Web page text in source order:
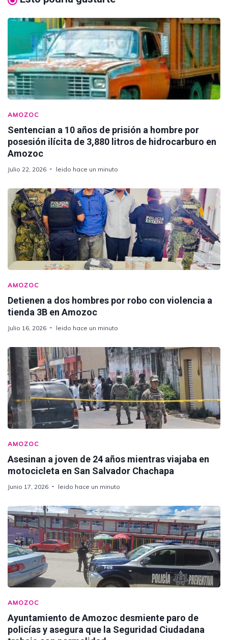
AMOZOC
Sentencian a 10 años de prisión a hombre por
posesión ilícita de 3,880 litros de hidrocarburo en
Amozoc
Julio 22, 2026 leido hace un minuto
AMOZOC
Detienen a dos hombres por robo con violencia a
tienda 3B en Amozoc
Julio 16, 2026 leido hace un minuto
AMOZOC
Asesinan a joven de 24 años mientras viajaba en
motocicleta en San Salvador Chachapa
Junio 17, 2026 leido hace un minuto
AMOZOC
Ayuntamiento de Amozoc desmiente paro de
policías y asegura que la Seguridad Ciudadana